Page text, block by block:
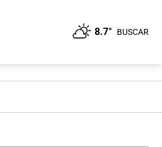
8.7° BUSCAR